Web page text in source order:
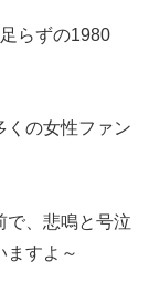
らずの1980
くの女性ファン
で、悲鳴と号泣
ますよ～